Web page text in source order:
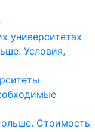
университетах
Условия,
Стоимость